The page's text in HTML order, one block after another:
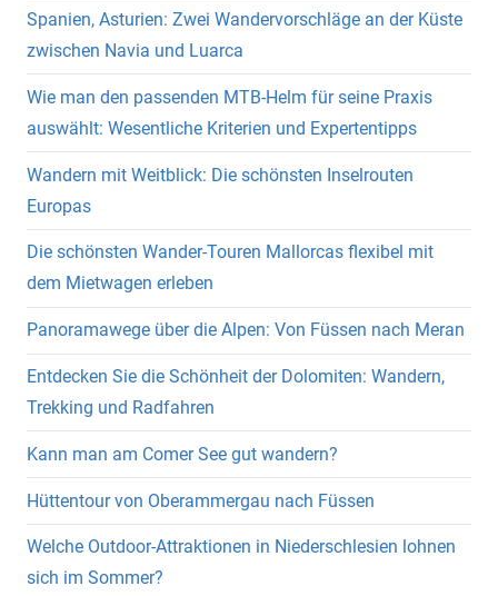
Spanien, Asturien: Zwei Wandervorschläge an der Küste
zwischen Navia und Luarca
Wie man den passenden MTB-Helm für seine Praxis
auswählt: Wesentliche Kriterien und Expertentipps
Wandern mit Weitblick: Die schönsten Inselrouten
Europas
Die schönsten Wander-Touren Mallorcas flexibel mit
dem Mietwagen erleben
Panoramawege über die Alpen: Von Füssen nach Meran
Entdecken Sie die Schönheit der Dolomiten: Wandern,
Trekking und Radfahren
Kann man am Comer See gut wandern?
Hüttentour von Oberammergau nach Füssen
Welche Outdoor-Attraktionen in Niederschlesien lohnen
sich im Sommer?